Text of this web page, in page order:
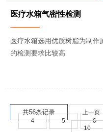
医疗水箱气密性检测
医疗水箱选用优质树脂为制作
的检测要求比较高
共56条记录 上一页
4
5 6
10